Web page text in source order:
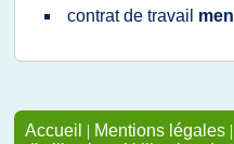
contratde travail
Accueil | Mentions légales |